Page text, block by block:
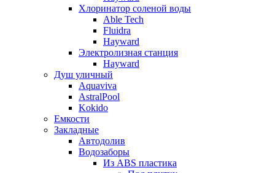
Хлоринатор соленой воды
Able Tech
Fluidra
Hayward
Электролизная станция
Hayward
Душ уличный
Aquaviva
AstralPool
Kokido
Емкости
Закладные
Автодолив
Водозаборы
Из ABS пластика